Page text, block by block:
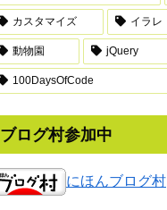
カスタマイズ イラレ
動物園 jQuery
100DaysOfCode
ブログ村参加中
にほんブログ村